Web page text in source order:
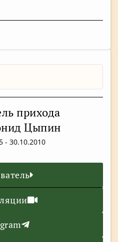
прихода
Цыпин
- 30.10.2010